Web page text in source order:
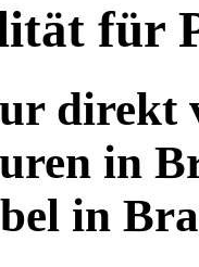
für
direkt
in
in